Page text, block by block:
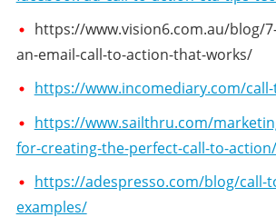
https://www.vision6.com.au/blog/
an-email-call-to-action-that-works/
https://www.incomediary.com/
https://www.sailthru.com/
for-creating-the-perfect-call-to-action/
https://adespresso.com/blog/call-
examples/